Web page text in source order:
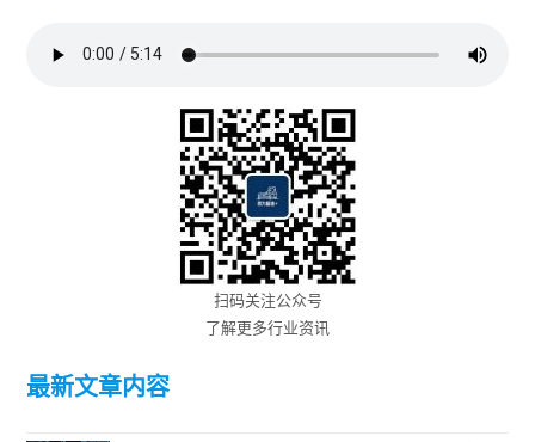
扫码关注公众号
了解更多行业资讯
最新文章内容